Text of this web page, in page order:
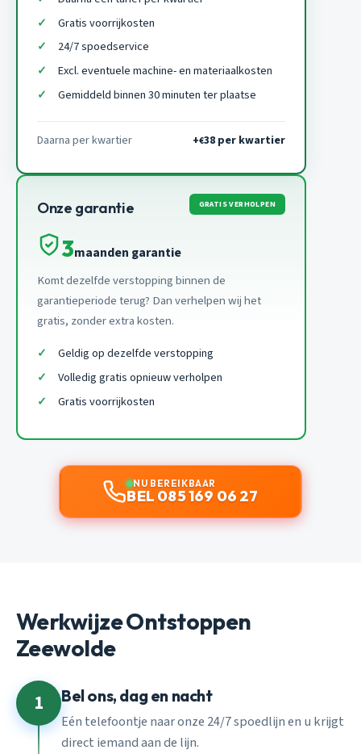
Gratis voorrijkosten
24/7 spoedservice
Excl. eventuele machine- en materiaalkosten
Gemiddeld binnen 30 minuten ter plaatse
Daarna per kwartier +€38 per kwartier
Onze garantie GRATIS VERHOLPEN
3maanden garantie
Komt dezelfde verstopping binnen de
garantieperiode terug? Dan verhelpen wij het
gratis, zonder extra kosten.
Geldig op dezelfde verstopping
Volledig gratis opnieuw verholpen
Gratis voorrijkosten
NU BEREIKBAAR
BEL 085 169 06 27
Werkwijze Ontstoppen
Zeewolde
1 Bel ons, dag en nacht
Eén telefoontje naar onze 24/7 spoedlijn en u krijgt
direct iemand aan de lijn.